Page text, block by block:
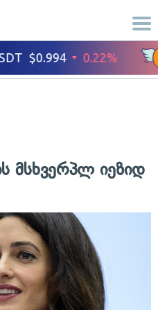
მსხვერპლ იეზიდ